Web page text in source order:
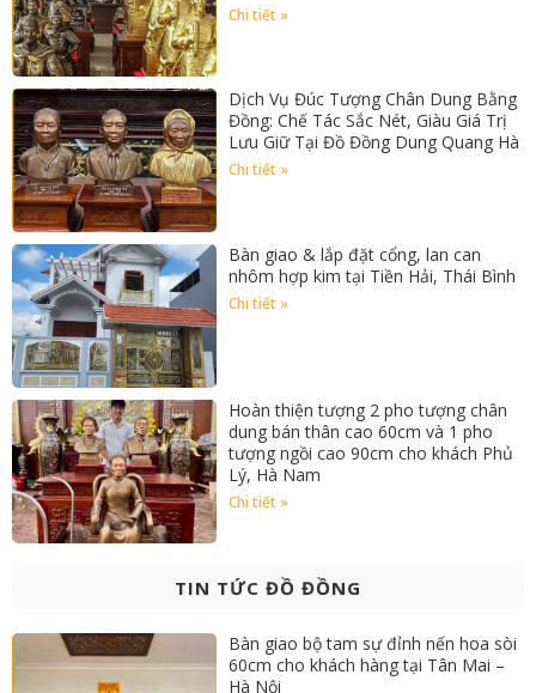
Chi tiết »
Dịch Vụ Đúc Tượng Chân Dung Bằng
Đồng: Chế Tác Sắc Nét, Giàu Giá Trị
Lưu Giữ Tại Đồ Đồng Dung Quang Hà
Chi tiết »
Bàn giao & lắp đặt cổng, lan can
nhôm hợp kim tại Tiền Hải, Thái Bình
Chi tiết »
Hoàn thiện tượng 2 pho tượng chân
dung bán thân cao 60cm và 1 pho
tượng ngồi cao 90cm cho khách Phủ
Lý, Hà Nam
Chi tiết »
TIN TỨC ĐỒ ĐỒNG
Bàn giao bộ tam sự đỉnh nến hoa sòi
60cm cho khách hàng tại Tân Mai –
Hà Nội